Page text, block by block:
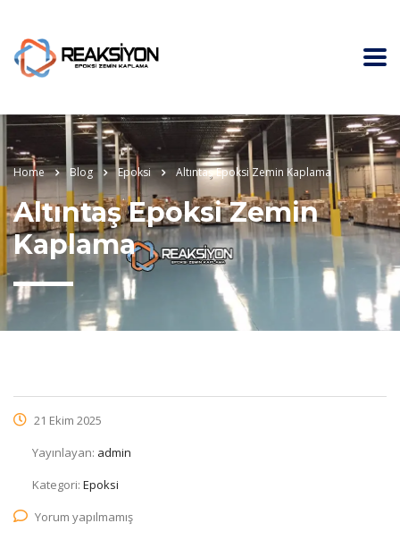
Home Blog Epoksi Altıntaş Epoksi Zemin Kaplama
Altıntaş Epoksi Zemin
Kaplama
21 Ekim 2025
Yayınlayan: admin
Kategori: Epoksi
Yorum yapılmamış